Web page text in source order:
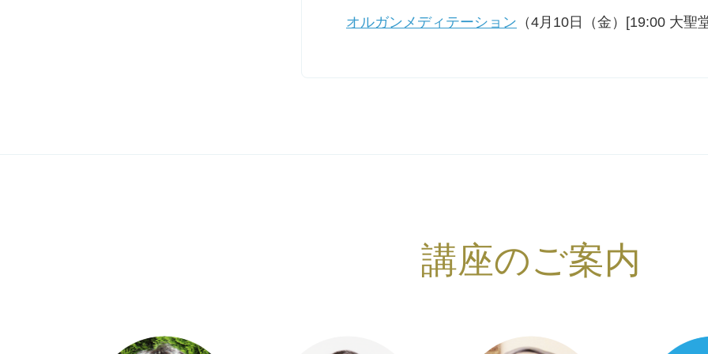
オルガンメディテーション （4月10日（金）[19:00 大聖
講座のご案内